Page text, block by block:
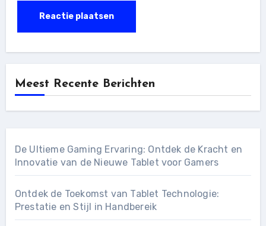
Meest Recente Berichten
De Ultieme Gaming Ervaring: Ontdek de Kracht en
Innovatie van de Nieuwe Tablet voor Gamers
Ontdek de Toekomst van Tablet Technologie:
Prestatie en Stijl in Handbereik